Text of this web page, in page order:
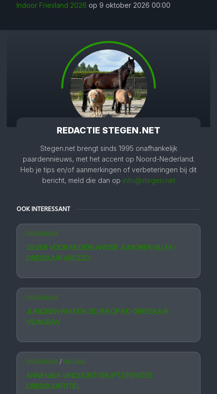
REDACTIE STEGEN.NET
Stegen.net brengt sinds 1995 onafhankelijk
paardennieuws, met het accent op Noord-Nederland.
Heb je tips en/of aanmerkingen of verbeteringen bij dit
bericht, meld die dan op info@stegen.net
OOK INTERESSANT
DRESSUUR
ZILVER VOOR NEDERLANDSE JUNIOREN BIJ EK-
DRESSUUR AREZZO
DRESSUUR
JUNIOREN PAKKEN ZILVER OP EK-DRESSUUR
VIDAUBAN
DRESSUUR / NIEUWS
ANNEMIEK VINCOURT GRIJPT DRENTSE
DRESSUURTITEL
Indoor Friesland 2026 op 9 oktober 2026 00:00